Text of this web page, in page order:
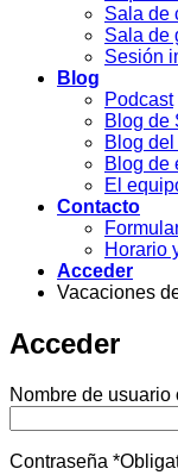
Sala de
Sala de
Sesión
Blog
Podcast
Blog de
Blog
Blog de
El
Contacto
Horario
Acceder
Vacaciones
Acceder
Nombre de
Contraseña *